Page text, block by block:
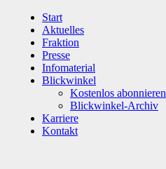
Start
Aktuelles
Fraktion
Presse
Infomaterial
Blickwinkel
Kostenlos abonnieren
Blickwinkel-Archiv
Karriere
Kontakt